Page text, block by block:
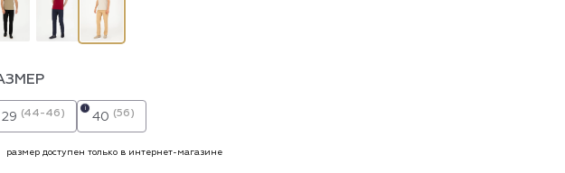
29 (44-46) 40 (56)
i
размер доступен только в интернет-магазине